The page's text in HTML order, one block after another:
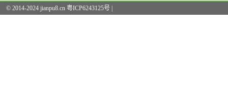
© 2014-2024 jianpu8.cn 粤ICP6243125号 |